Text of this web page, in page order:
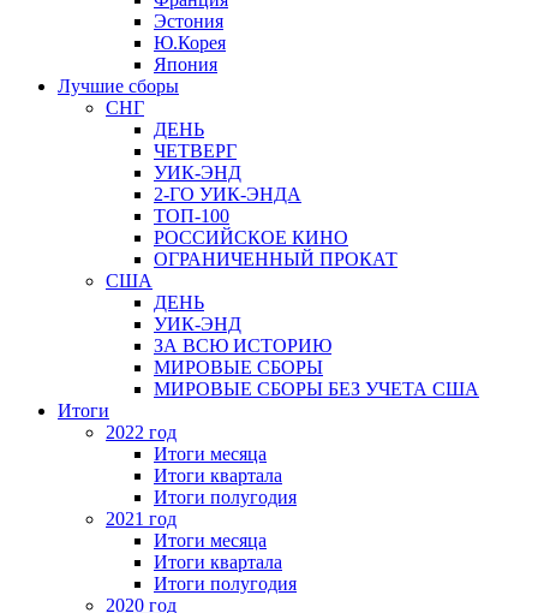
Эстония
Ю.Корея
Япония
Лучшие сборы
СНГ
ДЕНЬ
ЧЕТВЕРГ
УИК-ЭНД
2-ГО УИК-ЭНДА
ТОП-100
РОССИЙСКОЕ КИНО
ОГРАНИЧЕННЫЙ ПРОКАТ
США
ДЕНЬ
УИК-ЭНД
ЗА ВСЮ ИСТОРИЮ
МИРОВЫЕ СБОРЫ
МИРОВЫЕ СБОРЫ БЕЗ УЧЕТА США
Итоги
2022 год
Итоги месяца
Итоги квартала
Итоги полугодия
2021 год
Итоги месяца
Итоги квартала
Итоги полугодия
2020 год